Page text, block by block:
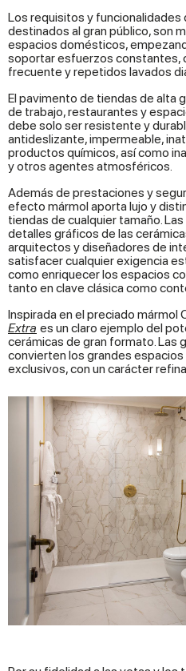
Los requisitos y funcionalidades
destinados al gran público, son
espacios domésticos,
soportar esfuerzos constantes,
frecuente y repetidos lavados
El pavimento de tiendas de alta
de trabajo, restaurantes y
debe solo ser resistente y
antideslizante, impermeable,
productos químicos, así como
y otros agentes atmosféricos.
Además de prestaciones y
efecto mármol aporta lujo y
tiendas de cualquier tamaño.
detalles gráficos de las
arquitectos y diseñadores de
satisfacer cualquier exigencia
como enriquecer los espacios
tanto en clave clásica como
Inspirada en el preciado mármol
Extra es un claro ejemplo del
cerámicas de gran formato. Las
convierten los grandes
exclusivos, con un carácter